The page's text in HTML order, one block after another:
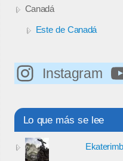
Canadá
Este de Canadá
Instagram
Lo que más se lee